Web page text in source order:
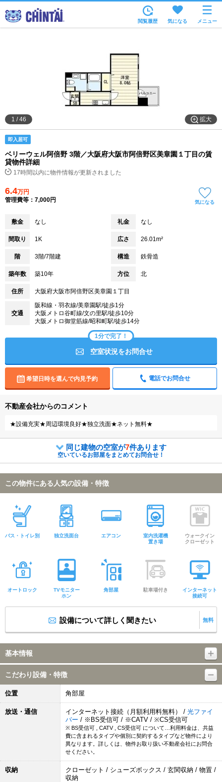
家賃相場から
通勤通学時間から
物件特集から
閲覧履歴 気になる メニュー
拡大
1 /46
即入居可
ベリーウェル阿倍野 3階／大阪府大阪市阿倍野区美章園１丁目の賃
貸物件詳細
17時間以内に物件情報が更新されました
6.4万円
管理費等：7,000円
気になる
敷金 なし 礼金 なし
間取り 1K 広さ 26.01m²
階 3階/7階建 構造 鉄骨造
築年数 築10年 方位 北
住所 大阪府大阪市阿倍野区美章園１丁目
交通
阪和線・羽衣線/美章園駅/徒歩1分
大阪メトロ谷町線/文の里駅/徒歩10分
大阪メトロ御堂筋線/昭和町駅/徒歩14分
1分で完了！
空室状況をお問合せ
希望日時を選んで内見予約 電話でお問合せ
不動産会社からのコメント
★設備充実★周辺環境良好★独立洗面★ネット無料★
同じ建物の空室が7件あります
空いているお部屋をまとめてお問合せ！
この物件にある人気の設備・特徴
バス・トイレ別 独立洗面台 エアコン
室内洗濯機
置き場
ウォークイン
クローゼット
オートロック
TVモニター
ホン
角部屋 駐車場付き
インターネット
接続可
設備について詳しく聞きたい 無料
基本情報
こだわり設備・特徴
位置 角部屋
放送・通信 インターネット接続（月額利用料無料） / 光ファイ
バー / ※BS受信可 / ※CATV / ※CS受信可
※ BS受信可 , CATV , CS受信可 について…利用料金は、共益
費に含まれるタイプや個別に契約するタイプなど物件により
異なります。詳しくは、物件お取り扱い不動産会社にお問合
せください。
収納
クローゼット / シューズボックス / 玄関収納 / 物置 /
収納